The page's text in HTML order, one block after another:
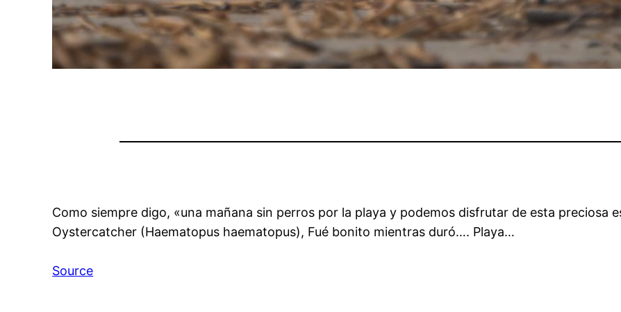
Como siempre digo, «una mañana sin perros por la playa y podemos disfrutar de esta preciosa
Oystercatcher (Haematopus haematopus), Fué bonito mientras duró…. Playa…
Source